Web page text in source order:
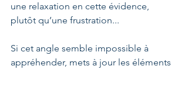
une relaxation en cette évidence,
plutôt qu’une frustration...
Si cet angle semble impossible à
appréhender, mets à jour les éléments